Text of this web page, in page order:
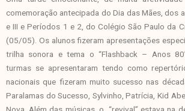
comemoração antecipada do Dia das Mães, dos
e III e Períodos 1 e 2, do Colégio São Paulo da
(05/05). Os alunos fizeram apresentações
trilha sonora e tema o “Flashback – Anos
turmas se apresentaram tendo como
nacionais que fizeram muito sucesso nas
Paralamas do Sucesso, Sylvinho, Patrícia, Kid